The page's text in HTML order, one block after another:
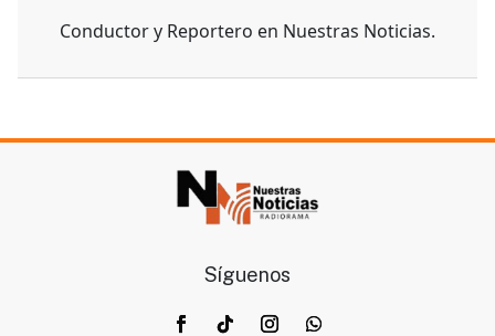
Conductor y Reportero en Nuestras Noticias.
Síguenos